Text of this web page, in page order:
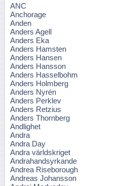
ANC
Anchorage
Anden
Anders Agell
Anders Eka
Anders Hamsten
Anders Hansen
Anders Hansson
Anders Hasselbohm
Anders Holmberg
Anders Nyrén
Anders Perklev
Anders Retzius
Anders Thornberg
Andlighet
Andra
Andra Day
Andra världskriget
Andrahandsyrkande
Andrea Riseborough
Andreas Johansson